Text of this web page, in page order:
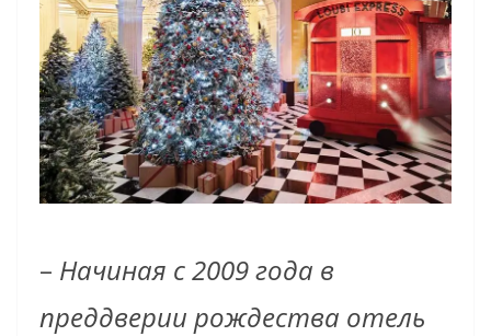
– Начиная с 2009 года в
преддверии рождества отель